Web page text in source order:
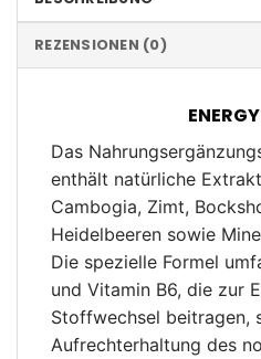
REZENSIONEN (0)
Das
enthält natürliche
Cambogia, Zimt,
Heidelbeeren sowie
Die spezielle Formel
und Vitamin B6, die zur
Stoffwechsel beitragen,
Aufrechterhaltung des